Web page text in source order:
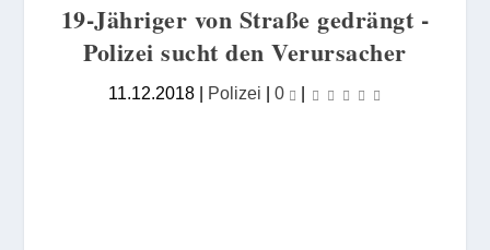
19-Jähriger von Straße gedrängt -
Polizei sucht den Verursacher
11.12.2018 | Polizei | 0 |